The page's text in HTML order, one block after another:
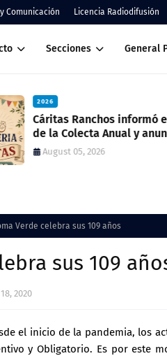
Comunicación Licencia Radiodifusión
Secciones General
informó el resultado
Anual y anunció una
solidaria
Verde celebra sus 109 años
sus 109
2020
el inicio de la pandemia, los
y Obligatorio. Es por este